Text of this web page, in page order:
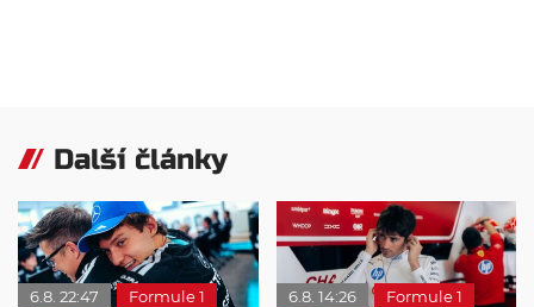
Další články
6.8. 22:47 Formule 1 6.8. 14:26 Formule 1